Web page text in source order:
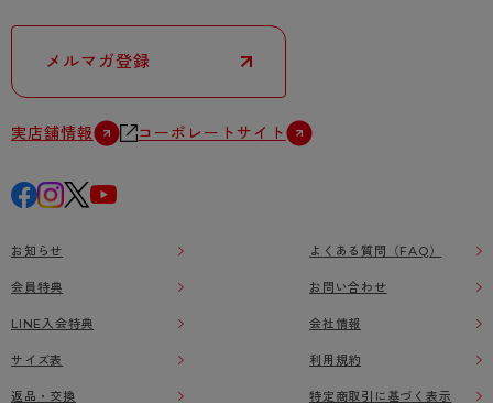
メルマガ登録
実店舗情報 コーポレートサイト
お知らせ
会員特典
LINE入会特典
サイズ表
返品・交換
よくある質問（FAQ）
お問い合わせ
会社情報
利用規約
特定商取引に基づく表示